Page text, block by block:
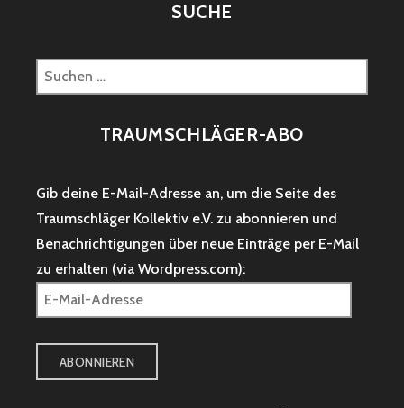
SUCHE
Suchen
nach:
TRAUMSCHLÄGER-ABO
Gib deine E-Mail-Adresse an, um die Seite des
Traumschläger Kollektiv e.V. zu abonnieren und
Benachrichtigungen über neue Einträge per E-Mail
zu erhalten (via Wordpress.com):
E-
Mail-
Adresse
ABONNIEREN